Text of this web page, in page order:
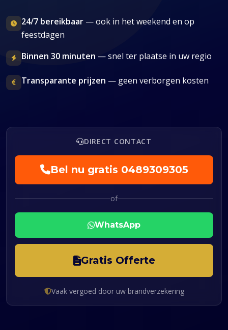
24/7 bereikbaar — ook in het weekend en op
feestdagen
Binnen 30 minuten — snel ter plaatse in uw regio
Transparante prijzen — geen verborgen kosten
DIRECT CONTACT
Bel nu gratis 0489309305
of
WhatsApp
Gratis Offerte
Vaak vergoed door uw brandverzekering